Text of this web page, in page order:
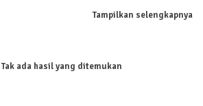
Tampilkan selengkapnya
Tak ada hasil yang ditemukan